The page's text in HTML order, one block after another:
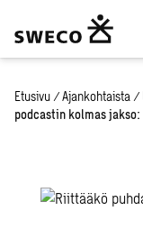
Etusivu / Ajankohtaista /
podcastin kolmas